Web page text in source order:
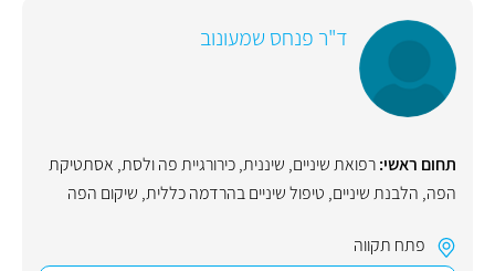
ד"ר פנחס שמעונוב
תחום ראשי:רפואת שיניים, שיננית,כירורגיית פה ולסת, אסתטיקת
הפה, הלבנת שיניים, טיפול שיניים בהרדמה כללית, שיקום הפה
פתח תקווה